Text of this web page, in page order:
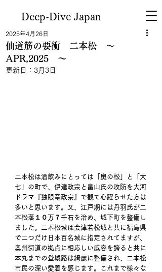
Deep-Dive Japan
仙道筋の要衝 二本松 ～
APR,2025 ～
2025年4月26日
更新日： 3月3日
二本松は酒飲みにとっては「奥の松」と「大
七」の町で、伊達政宗と畠山氏の攻防を大河
ドラマ『独眼竜政宗』で観て心躍らせた方は
多いと思います。又、江戸期には丹羽氏が二
本松藩１０万７千石を治め、城下町を整備し
ました。二本松城は会津若松城と共に福島県
で二つだけ日本百名城に指定されてますが、
奥州街道の拠点に相応しい威容を誇ると共に
本丸までの登城路は綺麗に整備され、二本松
市民の深い愛着を感じます。これまで様々な